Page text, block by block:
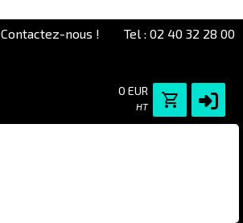
Tel : 02 40 32 28 00
Contactez-nous !
0 EUR
HT